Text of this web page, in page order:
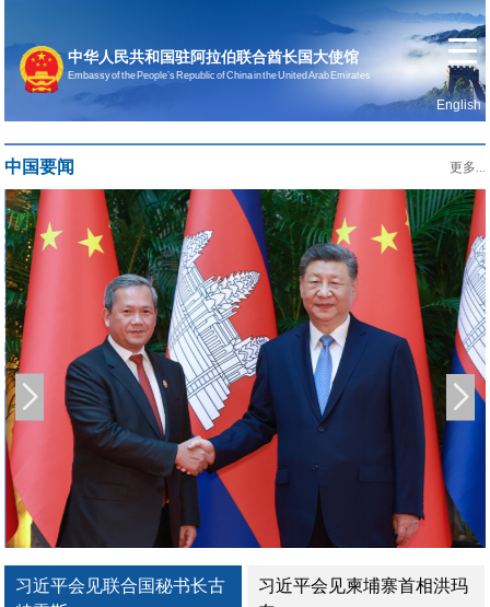
中华人民共和国驻阿拉伯联合酋长国大使馆
Embassy of the People’s Republic of China in the United Arab Emirates
English
中国要闻 更多...
习近平会见柬埔寨首相洪玛
习近平会见泰国总理阿努廷